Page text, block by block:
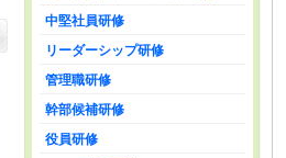
中堅社員研修
リーダーシップ研修
管理職研修
幹部候補研修
役員研修